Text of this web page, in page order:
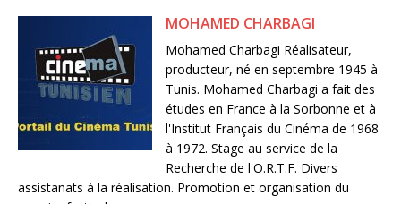
MOHAMED CHARBAGI
Mohamed Charbagi Réalisateur,
producteur, né en septembre 1945 à
Tunis. Mohamed Charbagi a fait des
études en France à la Sorbonne et à
l'Institut Français du Cinéma de 1968
à 1972. Stage au service de la
Recherche de l'O.R.T.F. Divers
assistanats à la réalisation. Promotion et organisation du